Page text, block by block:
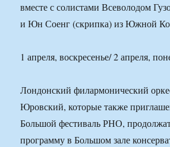
вместе с солистами Всеволодом
и Юн Соенг (скрипка) из Южной
1 апреля, воскресенье/ 2 апреля,
Лондонский филармонический
Юровский, которые также
Большой фестиваль РНО,
программу в Большом зале